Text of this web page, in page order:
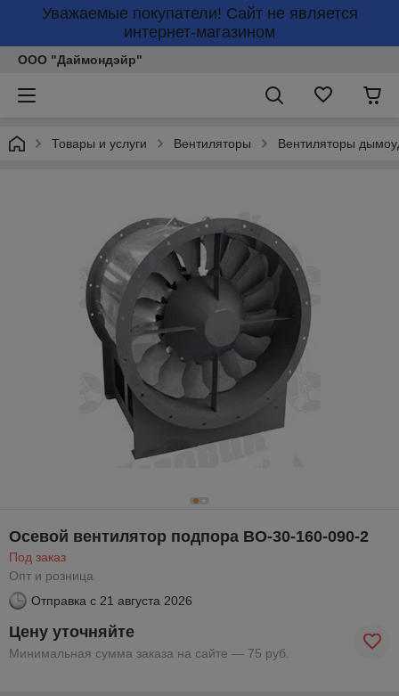
Уважаемые покупатели! Сайт не является
интернет-магазином
ООО "Даймондэйр"
Товары и услуги Вентиляторы Вентиляторы
Осевой вентилятор подпора ВО-30-160-090-2
Под заказ
Опт и розница
Отправка с 21 августа 2026
Цену уточняйте
Минимальная сумма заказа на сайте — 75 руб.